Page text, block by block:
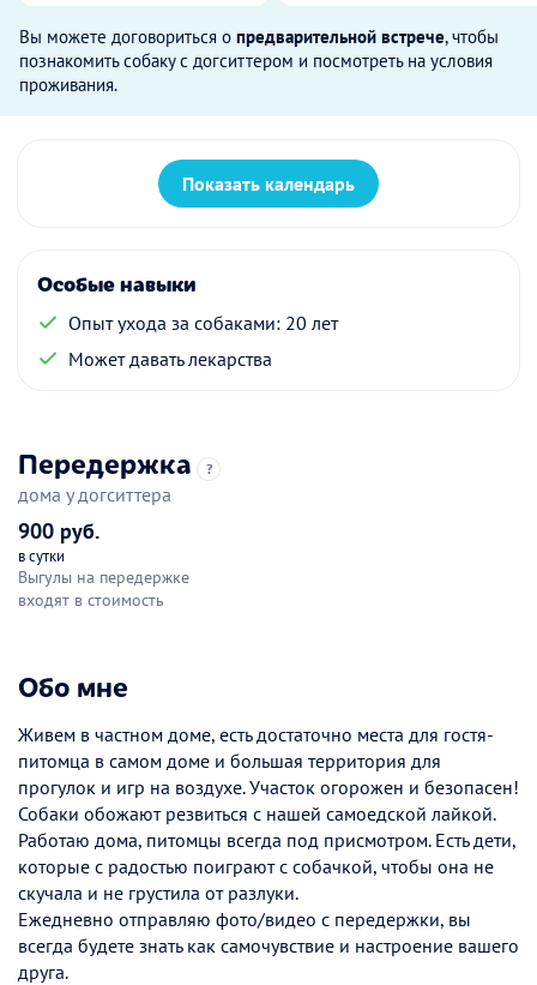
Вы можете договориться о предварительной встрече, чтобы
познакомить собаку с догситтером и посмотреть на условия
проживания.
Показать календарь
Особые навыки
Опыт ухода за собаками: 20 лет
Может давать лекарства
Передержка ?
дома у догситтера
900 руб.
в сутки
Выгулы на передержке
входят в стоимость
Обо мне
Живем в частном доме, есть достаточно места для гостя-
питомца в самом доме и большая территория для
прогулок и игр на воздухе. Участок огорожен и безопасен!
Собаки обожают резвиться с нашей самоедской лайкой.
Работаю дома, питомцы всегда под присмотром. Есть дети,
которые с радостью поиграют с собачкой, чтобы она не
скучала и не грустила от разлуки.
Ежедневно отправляю фото/видео с передержки, вы
всегда будете знать как самочувствие и настроение вашего
друга.